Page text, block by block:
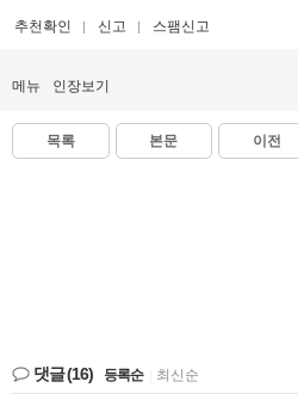
추천확인 신고 스팸신고
메뉴 인장보기
목록 본문 이전
댓글(16) 등록순 최신순